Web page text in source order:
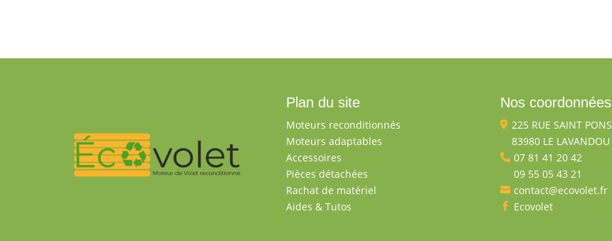
Plan du site
Moteurs reconditionnés
Moteurs adaptables
Accessoires
Pièces détachées
Rachat de matériel
Aides & Tutos
Nos coordonnées
 225 RUE SAINT PONS
83980 LE LAVANDOU
 07 81 41 20 42
09 55 05 43 21
 contact@ecovolet.fr
 Ecovolet